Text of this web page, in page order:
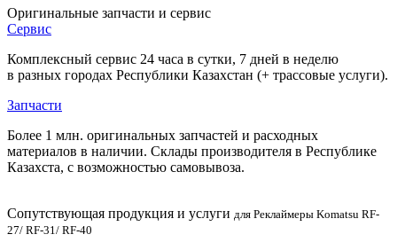
Оригинальные запчасти и сервис
Сервис
Комплексный сервис 24 часа в сутки, 7 дней в неделю
в разных городах Республики Казахстан (+ трассовые услуги).
Запчасти
Более 1 млн. оригинальных запчастей и расходных
материалов в наличии. Склады производителя в Республике
Казахста, с возможностью самовывоза.
Сопутствующая продукция и услуги для Реклаймеры Komatsu RF-
27/ RF-31/ RF-40